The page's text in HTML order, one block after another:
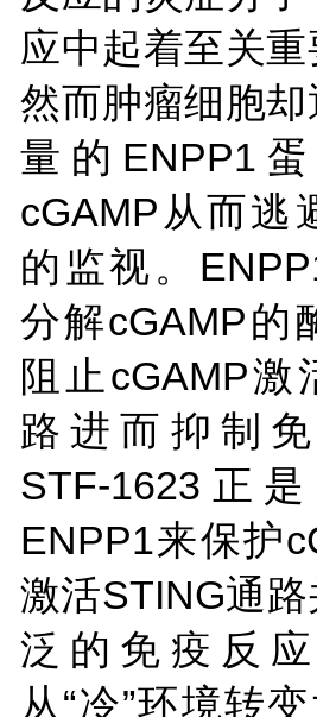
应中起着至关重
然而肿瘤细胞
量的ENPP1
cGAMP从而逃
的监视。
分解cGAMP的
阻止cGAMP激
路进而抑制免
STF-1623正
ENPP1来保护
激活STING通
泛的免疫反
从“冷”环境转